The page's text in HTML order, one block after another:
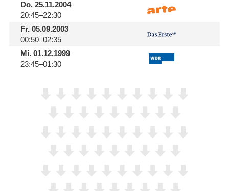
Do.25.11.2004
20:45–22:30
Fr.05.09.2003
00:50–02:35
Mi.01.12.1999
23:45–01:30